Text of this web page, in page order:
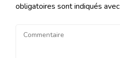
obligatoires sont indiqués avec